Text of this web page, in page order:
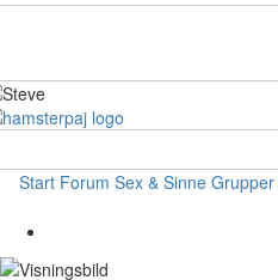
Start Forum Sex & Sinne Grupper